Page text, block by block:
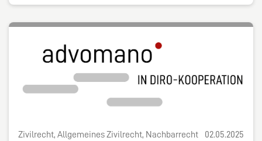
Zivilrecht, Allgemeines Zivilrecht, Nachbarrecht 02.05.2025